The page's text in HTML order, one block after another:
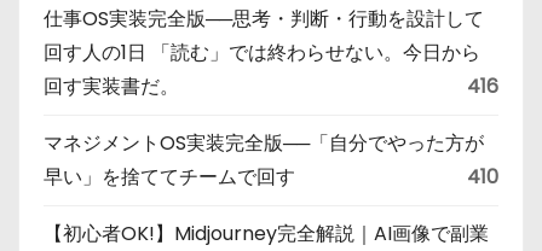
仕事OS実装完全版──思考・判断・行動を設計して
回す人の1日 「読む」では終わらせない。今日から
回す実装書だ。
416
マネジメントOS実装完全版──「自分でやった方が
早い」を捨ててチームで回す
410
【初心者OK!】Midjourney完全解説｜AI画像で副業